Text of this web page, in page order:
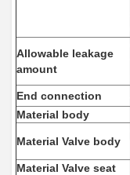
Allowable leakage
amount
End connection
Material body
Material Valve body
Material Valve seat